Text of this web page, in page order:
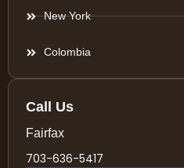
New York
Colombia
Call Us
Fairfax
703-636-5417